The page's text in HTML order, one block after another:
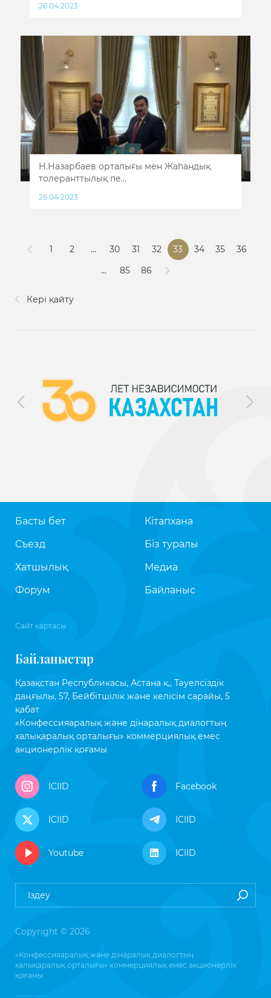
26.04.2023
Н.Назарбаев орталығы мен Жаһандық
толеранттылық пе...
26.04.2023
Кері қайту
1 2 ... 30 31 32 33 34 35
36
...
85 86
Басты бет
Съезд
Хатшылық
Форум
Кітапхана
Біз туралы
Медиа
Байланыс
Сайт картасы
Байланыстар
Қазақстан Республикасы, Астана қ., Тәуелсіздік
даңғылы, 57, Бейбітшілік және келісім сарайы, 5
қабат
«Конфессияаралық және дінаралық диалогтың
халықаралық орталығы» коммерциялық емес
акционерлік қоғамы
ICIID Facebook
ICIID ICIID
Youtube ICIID
Copyright © 2026
«Конфессияаралық және дінаралық диалогтың
халықаралық орталығы» коммерциялық емес акционерлік
қоғамы